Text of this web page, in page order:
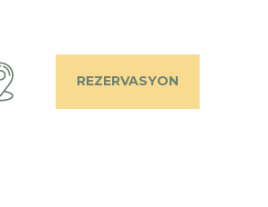
REZERVASYON